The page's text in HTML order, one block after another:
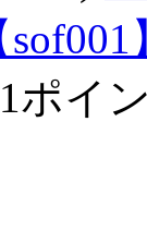
ポイ